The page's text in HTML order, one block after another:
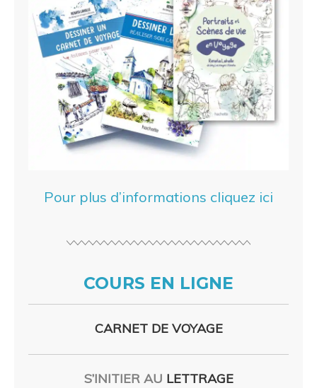
Pour plus d’informations cliquez ici
COURS EN LIGNE
CARNET DE VOYAGE
S’INITIER AU LETTRAGE